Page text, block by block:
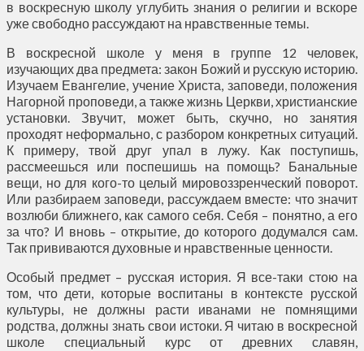
в воскресную школу углубить знания о религии и вскоре
уже свободно рассуждают на нравственные темы.
В воскресной школе у меня в группе 12 человек,
изучающих два предмета: закон Божий и русскую историю.
Изучаем Евангелие, учение Христа, заповеди, положения
Нагорной проповеди, а также жизнь Церкви, христианские
установки. Звучит, может быть, скучно, но занятия
проходят неформально, с разбором конкретных ситуаций.
К примеру, твой друг упал в лужу. Как поступишь,
рассмеешься или поспешишь на помощь? Банальные
вещи, но для кого-то целый мировоззренческий поворот.
Или разбираем заповеди, рассуждаем вместе: что значит
возлюби ближнего, как самого себя. Себя – понятно, а его
за что? И вновь – открытие, до которого додумался сам.
Так прививаются духовные и нравственные ценности.
Особый предмет – русская история. Я все-таки стою на
том, что дети, которые воспитаны в контексте русской
культуры, не должны расти иванами не помнящими
родства, должны знать свои истоки. Я читаю в воскресной
школе специальный курс от древних славян,